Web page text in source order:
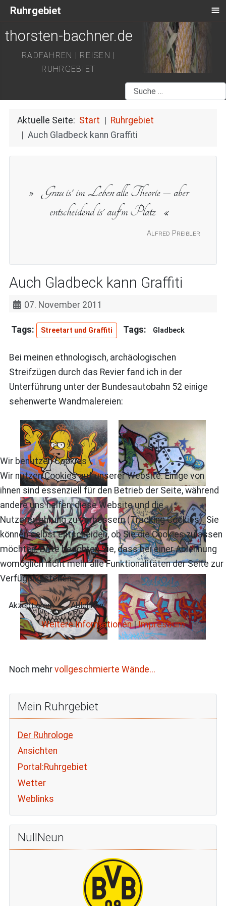
thorsten-bachner.de
RADFAHREN | REISEN |
RUHRGEBIET
Suchen
Aktuelle Seite: Start
Ruhrgebiet
Auch Gladbeck kann Graffiti
Alfred Preißler
Grauis' imLebenalle Theorie – aber
entscheidend is' auf'm Platz
Auch Gladbeck kann Graffiti
07. November 2011
Streetart und Graffiti Gladbeck
Bei meinen ethnologisch, archäologischen
Streifzügen durch das Revier fand ich in der
Unterführung unter der Bundesautobahn 52 einige
sehenwerte Wandmalereien:
Noch mehr vollgeschmierte Wände...
Mein Ruhrgebiet
Der Ruhrologe
Ansichten
Portal:Ruhrgebiet
Wetter
Weblinks
NullNeun
Wir benutzen Cookies
Wir nutzen Cookies auf unserer Website. Einige von
ihnen sind essenziell für den Betrieb der Seite, während
andere uns helfen, diese Website und die
Nutzererfahrung zu verbessern (Tracking Cookies). Sie
können selbst entscheiden, ob Sie die Cookies zulassen
möchten. Bitte beachten Sie, dass bei einer Ablehnung
womöglich nicht mehr alle Funktionalitäten der Seite zur
Verfügung stehen.
Akzeptieren Ablehnen
Weitere Informationen|Impressum
Ruhrgebiet ≡